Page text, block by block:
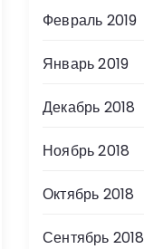
Февраль 2019
Январь 2019
Декабрь 2018
Ноябрь 2018
Октябрь 2018
Сентябрь 2018